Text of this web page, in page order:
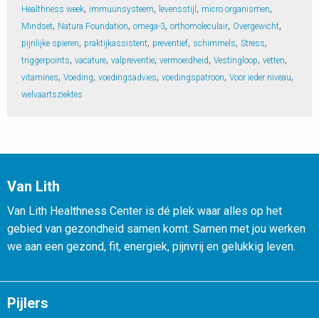
Healthness week, immuunsysteem, levensstijl , micro organismen,
Mindset, Natura Foundation, omega-3, orthomoleculair, Overgewicht,
pijnlijke spieren, praktijkassistent, preventief, schimmels, Stress,
triggerpoints, vacature, valpreventie, vermoeidheid, Vestingloop, vetten,
vitamines, Voeding, voedingsadvies, voedingspatroon, Voor ieder niveau,
welvaartsziektes
Van Lith
Van Lith Healthness Center is dé plek waar alles op het
gebied van gezondheid samen komt. Samen met jou werken
we aan een gezond, fit, energiek, pijnvrij en gelukkig leven.
Pijlers